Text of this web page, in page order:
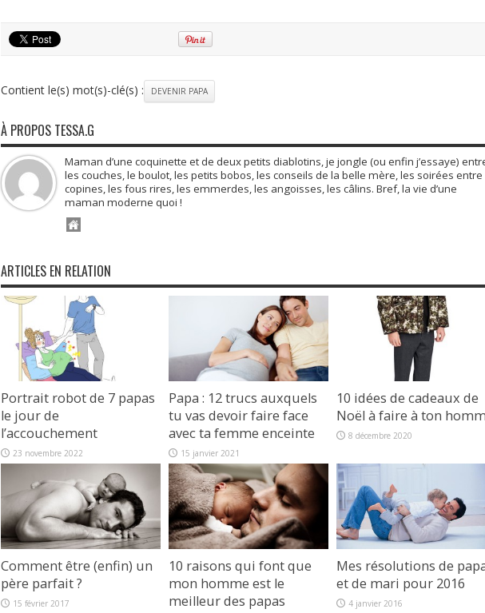
Contient le(s) mot(s)-clé(s) : DEVENIR PAPA
À PROPOS TESSA.G
Maman d’une coquinette et de deux petits diablotins, je jongle (ou enfin j’essaye)
les couches, le boulot, les petits bobos, les conseils de la belle mère, les soirées entre
copines, les fous rires, les emmerdes, les angoisses, les câlins. Bref, la vie d’une
maman moderne quoi !
ARTICLES EN RELATION
Portrait robot de 7 papas
le jour de
l’accouchement
23 novembre 2022
Papa : 12 trucs auxquels
tu vas devoir faire face
avec ta femme enceinte
15 janvier 2021
10 idées de cadeaux de
Noël à faire à ton
8 décembre 2020
Comment être (enfin) un
père parfait ?
15 février 2017
10 raisons qui font que
mon homme est le
meilleur des papas
Mes résolutions de
et de mari pour 2016
4 janvier 2016